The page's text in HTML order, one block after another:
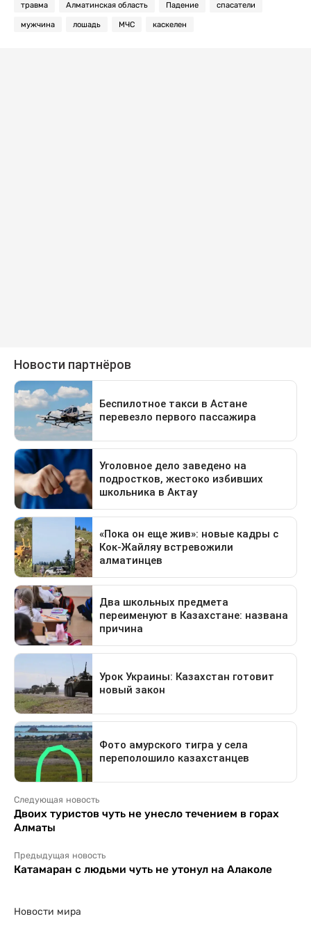
травма Алматинская область Падение спасатели
мужчина лошадь МЧС каскелен
Следующая новость
Двоих туристов чуть не унесло течением в горах
Алматы
Предыдущая новость
Катамаран с людьми чуть не утонул на Алаколе
Новости мира